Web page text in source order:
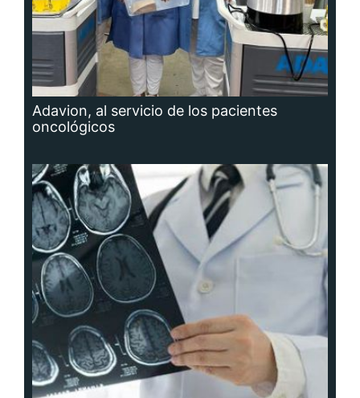
Adavion, al servicio de los pacientes
oncológicos